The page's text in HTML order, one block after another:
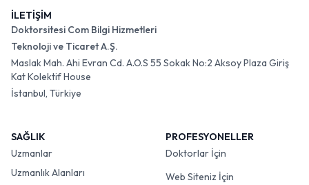
İLETİŞİM
Doktorsitesi Com Bilgi Hizmetleri
Teknoloji ve Ticaret A.Ş.
Maslak Mah. Ahi Evran Cd. A.O.S 55 Sokak No:2 Aksoy Plaza Giriş
Kat Kolektif House
İstanbul, Türkiye
SAĞLIK
Uzmanlar
Uzmanlık Alanları
PROFESYONELLER
Doktorlar İçin
Web Siteniz İçin